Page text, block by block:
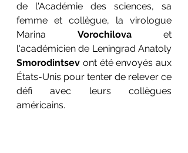
de l'Académie des sciences, sa
femme et collègue, la virologue
Marina Vorochilova et
Smorodintsev ont été envoyés aux
États-Unis pour tenter de relever ce
défi avec leurs collègues
américains.